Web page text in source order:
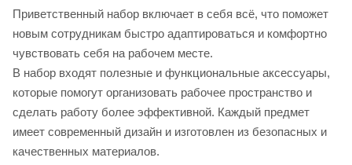
Приветственный набор включает в себя всё, что поможет
новым сотрудникам быстро адаптироваться и комфортно
чувствовать себя на рабочем месте.
В набор входят полезные и функциональные аксессуары,
которые помогут организовать рабочее пространство и
сделать работу более эффективной. Каждый предмет
имеет современный дизайн и изготовлен из безопасных и
качественных материалов.